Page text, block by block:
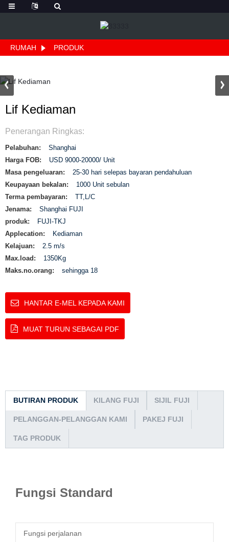
RUMAH PRODUK
Lif Kediaman
Penerangan Ringkas:
Pelabuhan:
Shanghai
Harga FOB:
USD 9000-20000/ Unit
Masa pengeluaran:
25-30 hari selepas bayaran pendahuluan
Keupayaan bekalan:
1000 Unit sebulan
Terma pembayaran:
TT,L/C
Jenama:
Shanghai FUJI
produk:
FUJI-TKJ
Applecation:
Kediaman
Kelajuan:
2.5 m/s
Max.load:
1350Kg
Maks.no.orang:
sehingga 18
HANTAR E-MEL KEPADA KAMI
MUAT TURUN SEBAGAI PDF
BUTIRAN PRODUK KILANG FUJI SIJIL FUJI
PELANGGAN-PELANGGAN KAMI PAKEJ FUJI
TAG PRODUK
Fungsi Standard
Fungsi perjalanan